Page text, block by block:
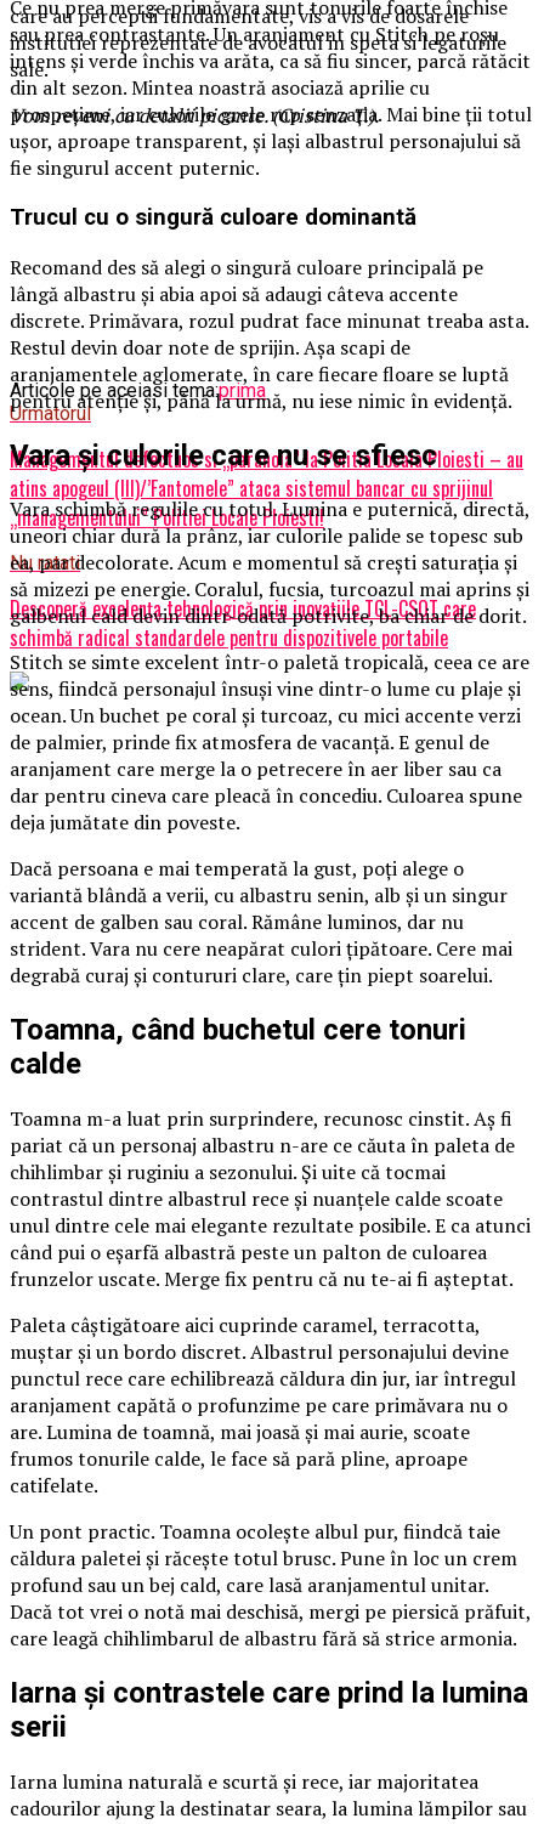
care au perceptii fundamentate, vis a vis de dosarele
institutiei reprezentate de avocatul in speta si legaturile
sale.
Vom reveni cu detalii picante. (Cristina T.).
Articole pe aceiasi tema:prima
Urmatorul
Managementul defectuos si „paranoia” la Politia Locala Ploiesti – au
atins apogeul (III)/’Fantomele” ataca sistemul bancar cu sprijinul
„managementului” Politiei Locale Ploiesti!
Nu ratati
Descoperă excelența tehnologică prin inovațiile TCL-CSOT care
schimbă radical standardele pentru dispozitivele portabile
Ce nu prea merge primăvara sunt tonurile foarte închise
sau prea contrastante. Un aranjament cu Stitch pe roșu
intens și verde închis va arăta, ca să fiu sincer, parcă rătăcit
din alt sezon. Mintea noastră asociază aprilie cu
prospețime, iar culorile grele rup senzația. Mai bine ții totul
ușor, aproape transparent, și lași albastrul personajului să
fie singurul accent puternic.
Trucul cu o singură culoare dominantă
Recomand des să alegi o singură culoare principală pe
lângă albastru și abia apoi să adaugi câteva accente
discrete. Primăvara, rozul pudrat face minunat treaba asta.
Restul devin doar note de sprijin. Așa scapi de
aranjamentele aglomerate, în care fiecare floare se luptă
pentru atenție și, până la urmă, nu iese nimic în evidență.
Vara și culorile care nu se sfiesc
Vara schimbă regulile cu totul. Lumina e puternică, directă,
uneori chiar dură la prânz, iar culorile palide se topesc sub
ea, par decolorate. Acum e momentul să crești saturația și
să mizezi pe energie. Coralul, fucsia, turcoazul mai aprins și
galbenul cald devin dintr-odată potrivite, ba chiar de dorit.
Stitch se simte excelent într-o paletă tropicală, ceea ce are
sens, fiindcă personajul însuși vine dintr-o lume cu plaje și
ocean. Un buchet pe coral și turcoaz, cu mici accente verzi
de palmier, prinde fix atmosfera de vacanță. E genul de
aranjament care merge la o petrecere în aer liber sau ca
dar pentru cineva care pleacă în concediu. Culoarea spune
deja jumătate din poveste.
Dacă persoana e mai temperată la gust, poți alege o
variantă blândă a verii, cu albastru senin, alb și un singur
accent de galben sau coral. Rămâne luminos, dar nu
strident. Vara nu cere neapărat culori țipătoare. Cere mai
degrabă curaj și contururi clare, care țin piept soarelui.
Toamna, când buchetul cere tonuri
calde
Toamna m-a luat prin surprindere, recunosc cinstit. Aș fi
pariat că un personaj albastru n-are ce căuta în paleta de
chihlimbar și ruginiu a sezonului. Și uite că tocmai
contrastul dintre albastrul rece și nuanțele calde scoate
unul dintre cele mai elegante rezultate posibile. E ca atunci
când pui o eșarfă albastră peste un palton de culoarea
frunzelor uscate. Merge fix pentru că nu te-ai fi așteptat.
Paleta câștigătoare aici cuprinde caramel, terracotta,
muștar și un bordo discret. Albastrul personajului devine
punctul rece care echilibrează căldura din jur, iar întregul
aranjament capătă o profunzime pe care primăvara nu o
are. Lumina de toamnă, mai joasă și mai aurie, scoate
frumos tonurile calde, le face să pară pline, aproape
catifelate.
Un pont practic. Toamna ocolește albul pur, fiindcă taie
căldura paletei și răcește totul brusc. Pune în loc un crem
profund sau un bej cald, care lasă aranjamentul unitar.
Dacă tot vrei o notă mai deschisă, mergi pe piersică prăfuit,
care leagă chihlimbarul de albastru fără să strice armonia.
Iarna și contrastele care prind la lumina
serii
Iarna lumina naturală e scurtă și rece, iar majoritatea
cadourilor ajung la destinatar seara, la lumina lămpilor sau